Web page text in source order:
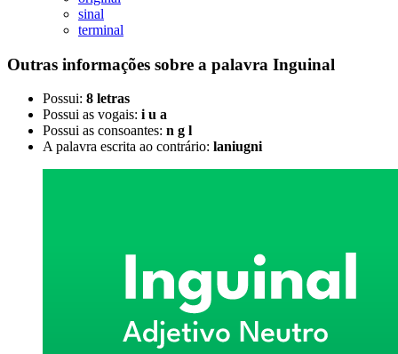
sinal
terminal
Outras informações sobre a palavra Inguinal
Possui: 8 letras
Possui as vogais: i u a
Possui as consoantes: n g l
A palavra escrita ao contrário: laniugni